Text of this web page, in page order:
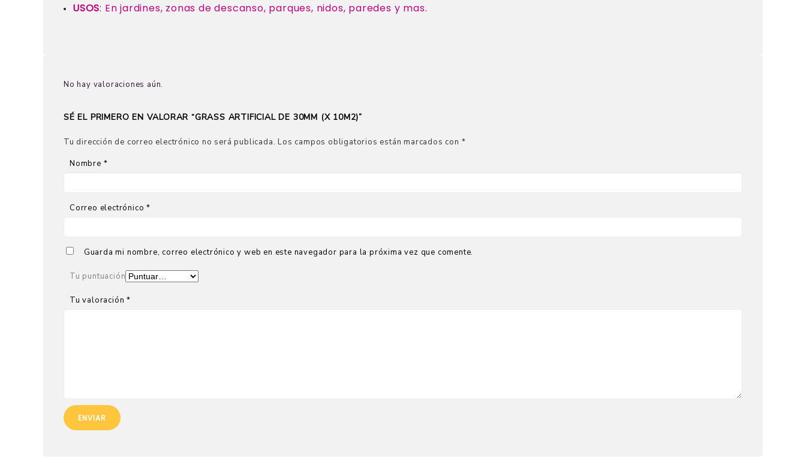
USOS: En jardines, zonas de descanso, parques, nidos, paredes y mas.
No hay valoraciones aún.
SÉ EL PRIMERO EN VALORAR “GRASS ARTIFICIAL DE 30MM (X 10M2)”
Tu dirección de correo electrónico no será publicada. Los campos obligatorios están marcados con *
Nombre *
Correo electrónico*
Guarda mi nombre, correo electrónico y web en este navegador para la próxima vez que comente.
Tu puntuación
Tu valoración*